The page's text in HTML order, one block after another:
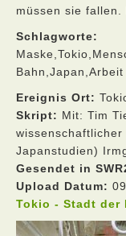
müssen sie fallen.
Schlagworte:
Bahn,Japan,Arbeit
Ereignis Ort:
Skript: Mit: Tim
Japanstudien)
Gesendet in
Upload Datum:
Tokio - Stadt der